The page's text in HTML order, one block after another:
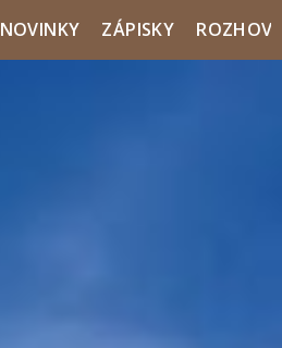
NOVINKY ZÁPISKY